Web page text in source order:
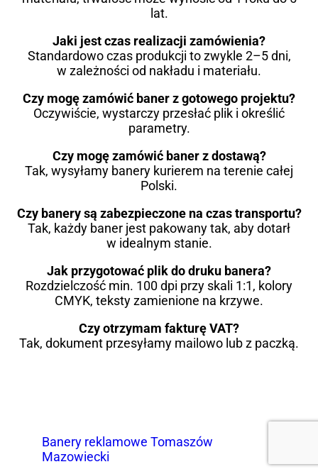
lat.
Jaki jest czas realizacji zamówienia?
Standardowo czas produkcji to zwykle 2–5 dni,
w zależności od nakładu i materiału.
Czy mogę zamówić baner z gotowego projektu?
Oczywiście, wystarczy przesłać plik i określić
parametry.
Czy mogę zamówić baner z dostawą?
Tak, wysyłamy banery kurierem na terenie całej
Polski.
Czy banery są zabezpieczone na czas transportu?
Tak, każdy baner jest pakowany tak, aby dotarł
w idealnym stanie.
Jak przygotować plik do druku banera?
Rozdzielczość min. 100 dpi przy skali 1:1, kolory
CMYK, teksty zamienione na krzywe.
Czy otrzymam fakturę VAT?
Tak, dokument przesyłamy mailowo lub z paczką.
Banery reklamowe Tomaszów
Mazowiecki